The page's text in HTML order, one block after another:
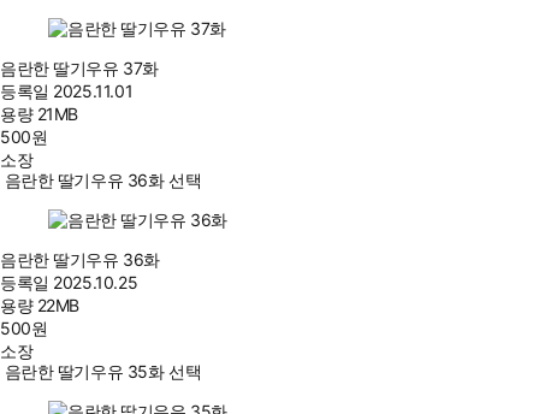
음란한 딸기우유 37화
등록일 2025.11.01
용량 21MB
500원
소장
음란한 딸기우유 36화 선택
음란한 딸기우유 36화
등록일 2025.10.25
용량 22MB
500원
소장
음란한 딸기우유 35화 선택